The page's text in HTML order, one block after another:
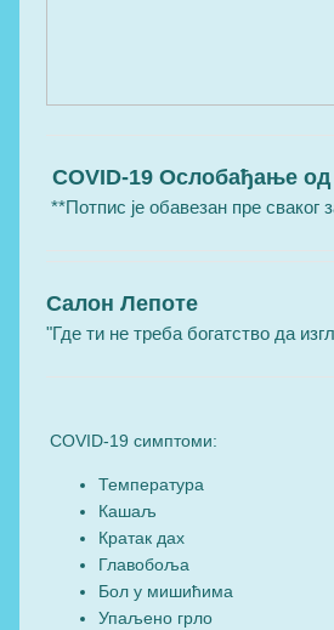
COVID-19 Ослобађање
**Потпис је обавезан пре сваког
Салон Лепоте
"Где ти не треба богатство да
COVID-19 симптоми:
Температура
Кашаљ
Кратак дах
Главобоља
Бол у мишићима
Упаљено грло